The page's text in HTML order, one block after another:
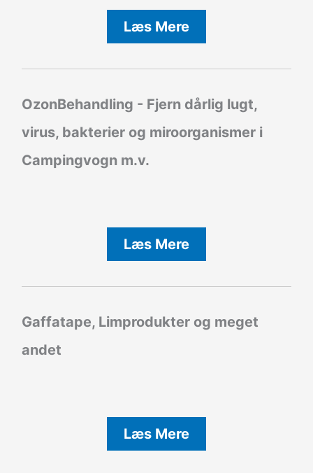
Læs Mere
OzonBehandling - Fjern dårlig lugt,
virus, bakterier og miroorganismer i
Campingvogn m.v.
Læs Mere
Gaffatape, Limprodukter og meget
andet
Læs Mere